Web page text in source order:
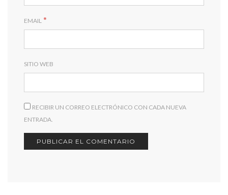
EMAIL *
SITIO WEB
RECIBIR UN CORREO ELECTRÓNICO CON CADA NUEVA
ENTRADA.